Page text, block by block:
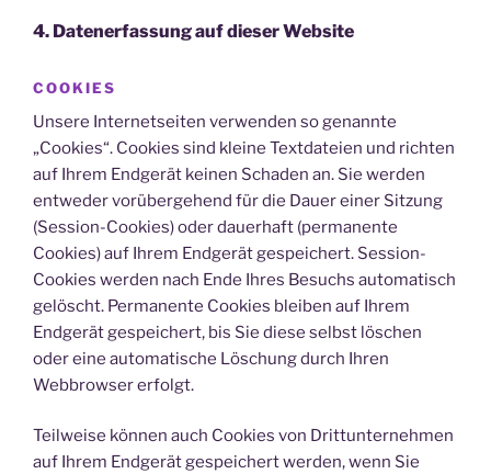
4. Datenerfassung auf dieser Website
COOKIES
Unsere Internetseiten verwenden so genannte
„Cookies“. Cookies sind kleine Textdateien und richten
auf Ihrem Endgerät keinen Schaden an. Sie werden
entweder vorübergehend für die Dauer einer Sitzung
(Session-Cookies) oder dauerhaft (permanente
Cookies) auf Ihrem Endgerät gespeichert. Session-
Cookies werden nach Ende Ihres Besuchs automatisch
gelöscht. Permanente Cookies bleiben auf Ihrem
Endgerät gespeichert, bis Sie diese selbst löschen
oder eine automatische Löschung durch Ihren
Webbrowser erfolgt.
Teilweise können auch Cookies von Drittunternehmen
auf Ihrem Endgerät gespeichert werden, wenn Sie